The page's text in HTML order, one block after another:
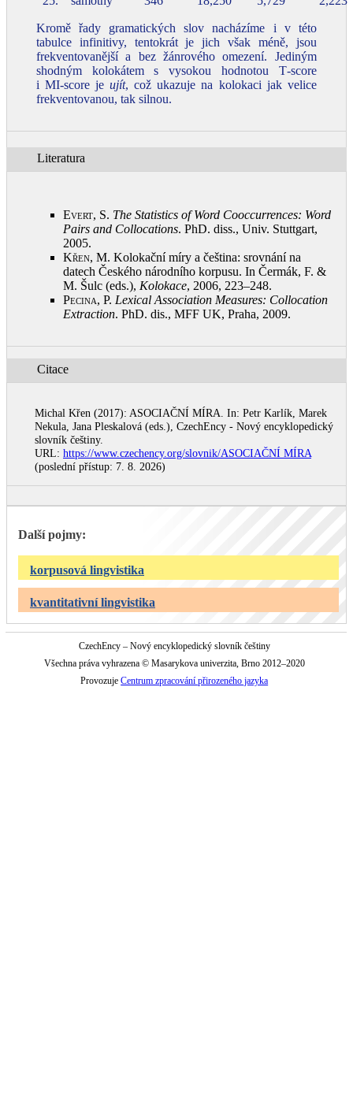
Kromě řady gramatických slov nacházíme i v této
tabulce infinitivy, tentokrát je jich však méně, jsou
frekventovanější a bez žánrového omezení. Jediným
shodným kolokátem s vysokou hodnotou T‑score
i MI‑score jeujít, což ukazuje na kolokaci jak velice
frekventovanou, tak silnou.
Literatura
Evert, S. The Statistics of Word Cooccurrences: Word
Pairs and Collocations. PhD. diss., Univ. Stuttgart,
2005.
Křen, M. Kolokační míry a čeština: srovnání na
datech Českého národního korpusu. In Čermák, F. &
M. Šulc (eds.), Kolokace, 2006, 223–248.
Pecina, P. Lexical Association Measures: Collocation
Extraction. PhD. dis., MFF UK, Praha, 2009.
Citace
Michal Křen (2017): ASOCIAČNÍ MÍRA. In: Petr Karlík, Marek
Nekula, Jana Pleskalová (eds.), CzechEncy - Nový encyklopedický
slovník češtiny.
URL: https://www.czechency.org/slovnik/ASOCIAČNÍ MÍRA
(poslední přístup: 7. 8. 2026)
Další pojmy:
korpusová lingvistika
kvantitativní lingvistika
CzechEncy – Nový encyklopedický slovník češtiny
Všechna práva vyhrazena © Masarykova univerzita, Brno 2012–2020
ProvozujeCentrum zpracování přirozeného jazyka